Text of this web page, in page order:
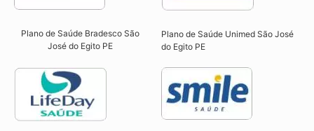
Plano de Saúde Bradesco São
José do Egito PE
Plano de Saúde Unimed São José
do Egito PE